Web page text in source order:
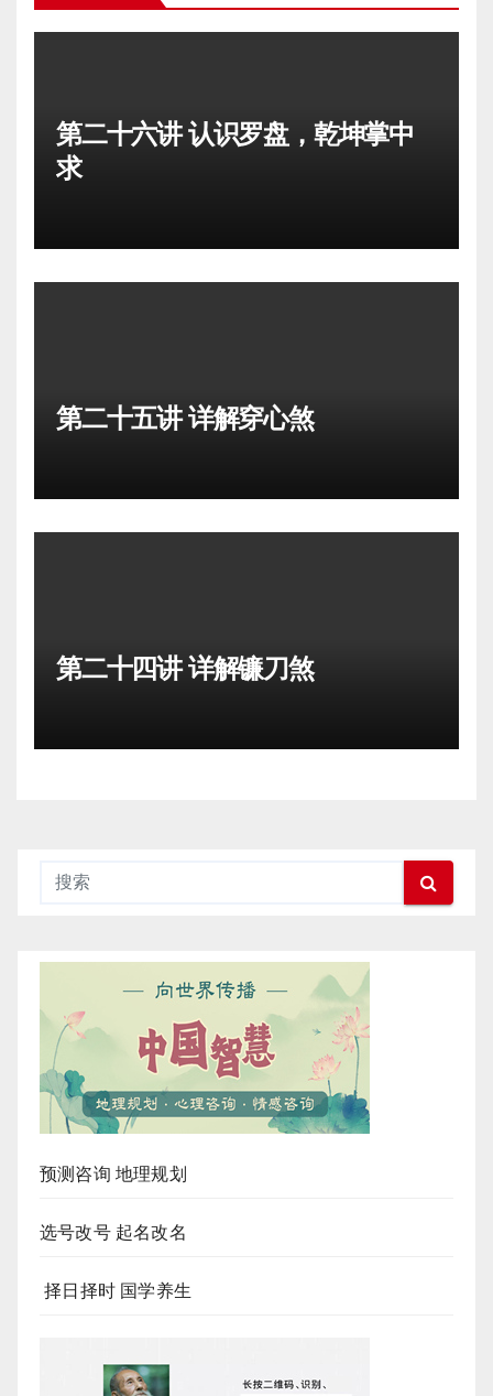
第二十六讲 认识罗盘，乾坤掌中
求
第二十五讲 详解穿心煞
第二十四讲 详解镰刀煞
预测咨询 地理规划
选号改号 起名改名
择日择时 国学养生